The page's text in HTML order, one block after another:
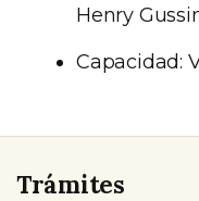
Henry
Capacidad:
Trámites